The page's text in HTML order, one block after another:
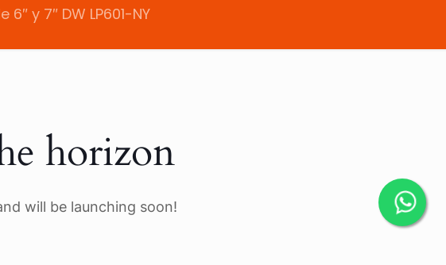
6″ y 7″ DW LP601-NY
horizon
will be launching soon!